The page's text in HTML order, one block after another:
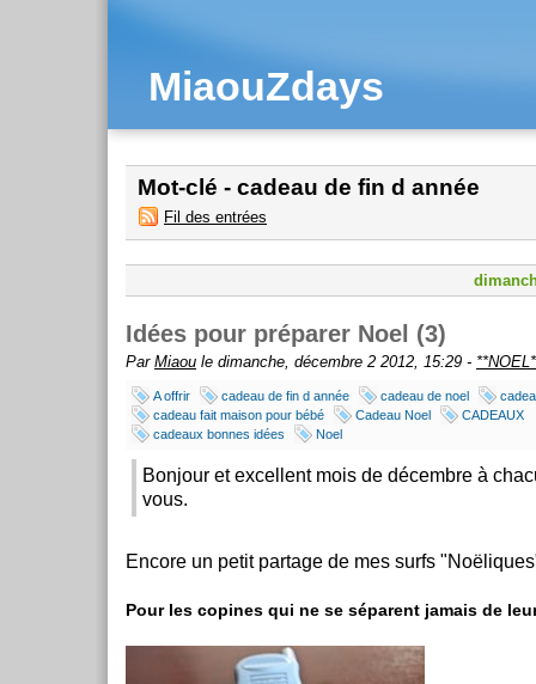
MiaouZdays
Mot-clé - cadeau de fin d année
Fil des entrées
Idées pour préparer Noel (3)
Par Miaou le dimanche, décembre 2 2012, 15:29 -
A offrir cadeau de fin d année cadeau de noel
cadeau fait maison pour bébé
Cadeau Noel
CADEAUX
cadeaux bonnes idées
Noel
Bonjour et excellent mois de décembre à
vous.
Encore un petit partage de mes surfs
Pour les copines qui ne se séparent jamais de